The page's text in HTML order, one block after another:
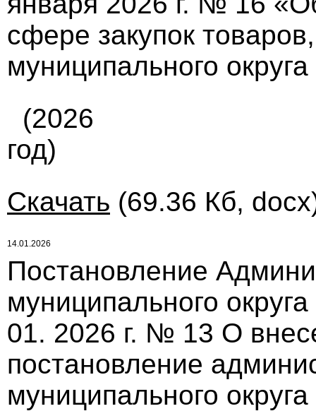
сфере закупок
муниципального
(2026
год)
Скачать (69.36 Кб,
14.01.2026
Постановление
муниципального
01. 2026 г. № 13 О
постановление
муниципального